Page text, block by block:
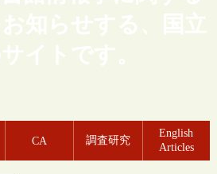
知らせする、国立
イトです。
CA 調査研究
English
Articles